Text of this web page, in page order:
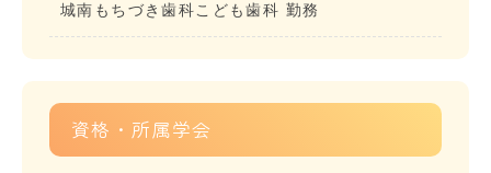
城南もちづき歯科こども歯科 勤務
資格・所属学会